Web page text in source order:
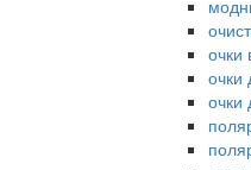
очки
очки
очки